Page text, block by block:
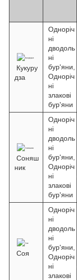
Кукуру
дза
Одноріч
ні
дводоль
ні
бур'яни,
Одноріч
ні
злакові
бур'яни
Соняш
ник
Одноріч
ні
дводоль
ні
бур'яни,
Одноріч
ні
злакові
бур'яни
Соя
Одноріч
ні
дводоль
ні
бур'яни,
Одноріч
ні
злакові